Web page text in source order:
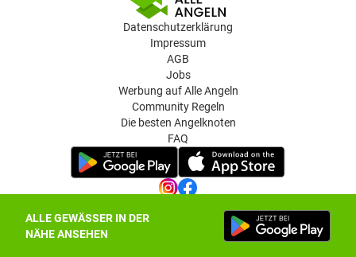
ALLE GEWÄSSER IN DER
NÄHE ANSEHEN
Datenschutzerklärung
Impressum
AGB
Jobs
Werbung auf Alle Angeln
Community Regeln
Die besten Angelknoten
FAQ
Datenschutz-Einstellungen